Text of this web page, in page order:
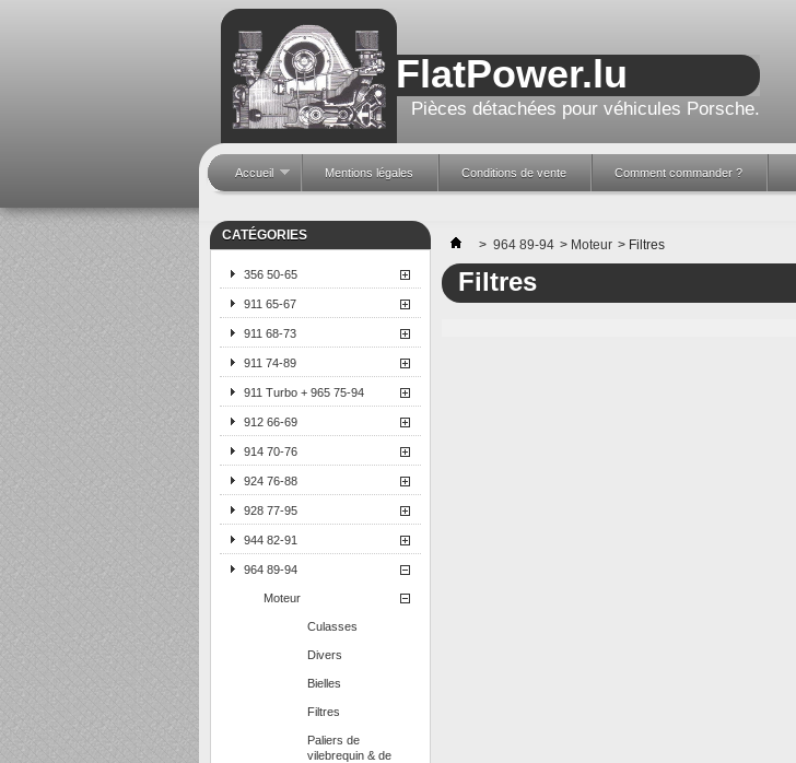
FlatPower.lu
Pièces détachées pour véhicules Porsche.
Accueil Mentions légales Conditions de vente Comment commander ?
CATÉGORIES
356 50-65
911 65-67
911 68-73
911 74-89
911 Turbo + 965 75-94
912 66-69
914 70-76
924 76-88
928 77-95
944 82-91
964 89-94
Moteur
Culasses
Divers
Bielles
Filtres
Paliers de
vilebrequin & de
> 964 89-94 > Moteur > Filtres
Filtres